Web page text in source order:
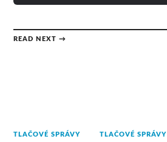
READ NEXT →
TLAČOVÉ SPRÁVY TLAČOVÉ SPRÁVY